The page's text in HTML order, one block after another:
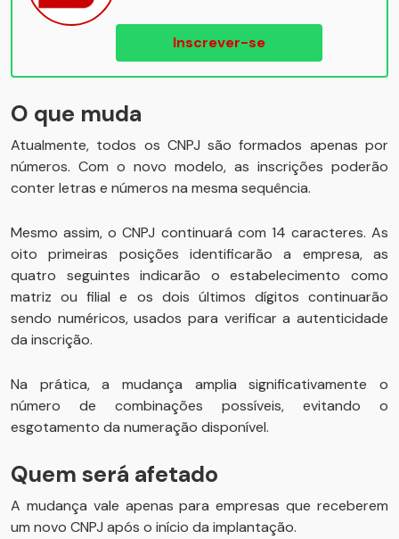
Inscrever-se
O que muda
Atualmente, todos os CNPJ são formados apenas por
números. Com o novo modelo, as inscrições poderão
conter letras e números na mesma sequência.
Mesmo assim, o CNPJ continuará com 14 caracteres. As
oito primeiras posições identificarão a empresa, as
quatro seguintes indicarão o estabelecimento como
matriz ou filial e os dois últimos dígitos continuarão
sendo numéricos, usados para verificar a autenticidade
da inscrição.
Na prática, a mudança amplia significativamente o
número de combinações possíveis, evitando o
esgotamento da numeração disponível.
Quem será afetado
A mudança vale apenas para empresas que receberem
um novo CNPJ após o início da implantação.